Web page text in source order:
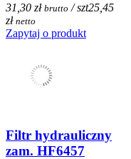
31,30 zł brutto / szt25,45
zł netto
Zapytaj o produkt
Filtr hydrauliczny
zam. HF6457